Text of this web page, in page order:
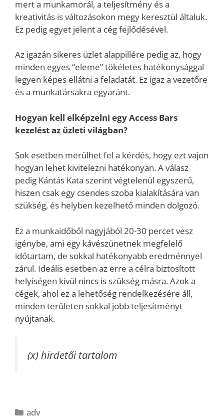
mert a munkamorál, a teljesítmény és a
kreativitás is változásokon megy keresztül általuk.
Ez pedig egyet jelent a cég fejlődésével.
Az igazán sikeres üzlet alappillére pedig az, hogy
minden egyes “eleme” tökéletes hatékonysággal
legyen képes ellátni a feladatát. Ez igaz a vezetőre
és a munkatársakra egyaránt.
Hogyan kell elképzelni egy Access Bars
kezelést az üzleti világban?
Sok esetben merülhet fel a kérdés, hogy ezt vajon
hogyan lehet kivitelezni hatékonyan. A válasz
pedig Kántás Kata szerint végtelenül egyszerű,
hiszen csak egy csendes szoba kialakítására van
szükség, és helyben kezelhető minden dolgozó.
Ez a munkaidőből nagyjából 20-30 percet vesz
igénybe, ami egy kávészünetnek megfelelő
időtartam, de sokkal hatékonyabb eredménnyel
zárul. Ideális esetben az erre a célra biztosított
helyiségen kívül nincs is szükség másra. Azok a
cégek, ahol ez a lehetőség rendelkezésére áll,
minden területen sokkal jobb teljesítményt
nyújtanak.
(x) hirdetői tartalom
Kategória
adv